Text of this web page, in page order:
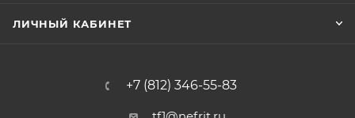
ЛИЧНЫЙ КАБИНЕТ
+7 (812) 346-55-83